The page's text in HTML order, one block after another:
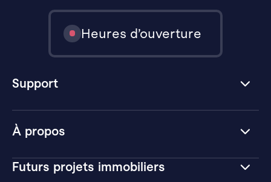
À propos
Futurs projets immobiliers
Heures d’ouverture
Support